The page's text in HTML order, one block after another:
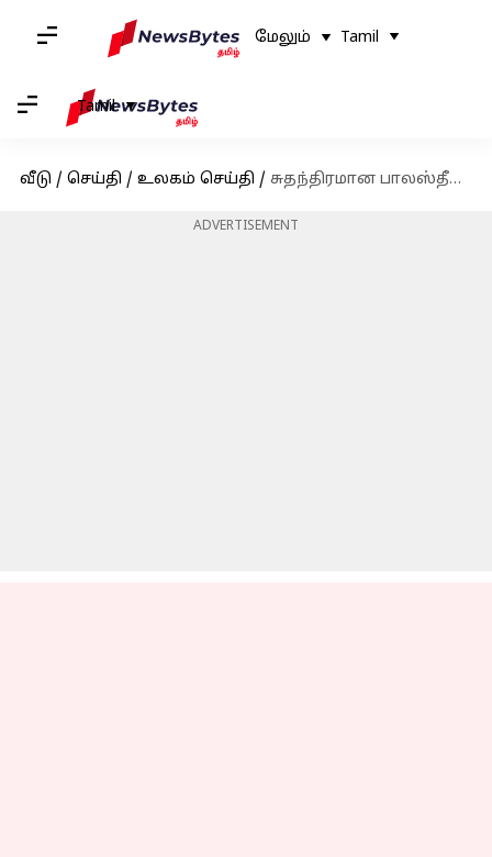
மேலும் Tamil
Tamil
வீடு / செய்தி / உலகம் செய்தி / சுதந்திரமான பாலஸ்தீனத்தை நிறுவ பரிந்துரைத்தார் அமெரிக்க அதிபர் பைடன்
ADVERTISEMENT